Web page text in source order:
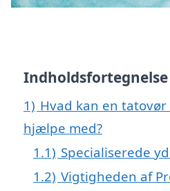
Indholdsfortegnelse
1) Hvad kan en tatovør
hjælpe med?
1.1) Specialiserede
1.2) Vigtigheden af